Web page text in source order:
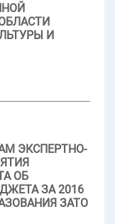
И
ЭКСПЕРТНО-
ОБ
ЗА 2016
ЗАТО